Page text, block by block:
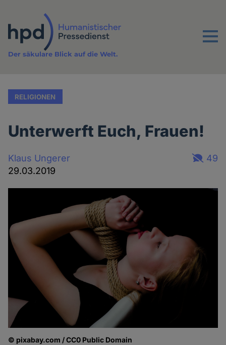
Inhalt
Menu
Der säkulare Blick auf die Welt.
RELIGIONEN
Unterwerft Euch, Frauen!
Klaus Ungerer
29.03.2019
49
© pixabay.com / CC0 Public Domain